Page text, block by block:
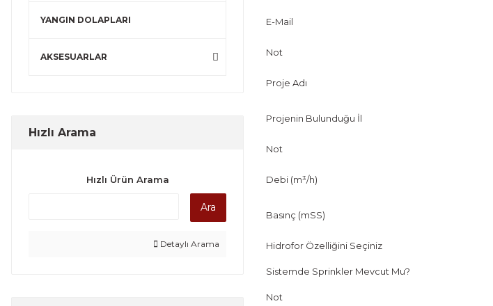
YANGIN DOLAPLARI
AKSESUARLAR
Hızlı Arama
Hızlı Ürün Arama
Ara
Detaylı Arama
E-Mail
Not
Proje Adı
Projenin Bulunduğu İl
Not
Debi (m³/h)
Basınç (mSS)
Hidrofor Özelliğini Seçiniz
Sistemde Sprinkler Mevcut Mu?
Not